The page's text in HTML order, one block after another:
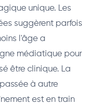
unique. Les
suggèrent parfois
l'âge a
médiatique pour
être clinique. La
à autre
est en train